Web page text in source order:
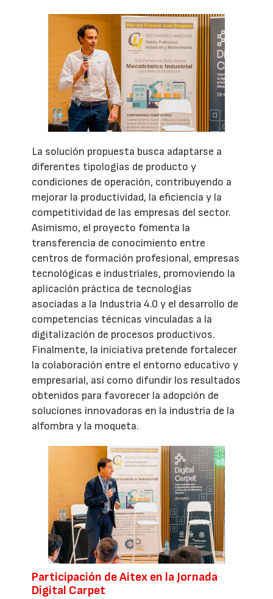
La solución propuesta busca adaptarse a
diferentes tipologías de producto y
condiciones de operación, contribuyendo a
mejorar la productividad, la eficiencia y la
competitividad de las empresas del sector.
Asimismo, el proyecto fomenta la
transferencia de conocimiento entre
centros de formación profesional, empresas
tecnológicas e industriales, promoviendo la
aplicación práctica de tecnologías
asociadas a la Industria 4.0 y el desarrollo de
competencias técnicas vinculadas a la
digitalización de procesos productivos.
Finalmente, la iniciativa pretende fortalecer
la colaboración entre el entorno educativo y
empresarial, así como difundir los resultados
obtenidos para favorecer la adopción de
soluciones innovadoras en la industria de la
alfombra y la moqueta.
Participación de Aitex en la Jornada
Digital Carpet